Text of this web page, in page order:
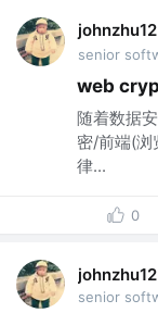
johnzhu12
senior
web
随着数据
密/前端(
律...
0
johnzhu12
senior